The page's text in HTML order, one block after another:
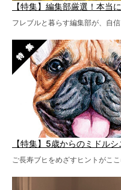
【特集】編集部厳選！本当
フレブルと暮らす編集部が、自
【特集】5歳からのミドル
ご長寿ブヒをめざすヒントがここ